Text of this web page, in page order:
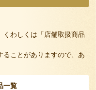
わしくは「店舗取扱商品
ことがありますので、あ
一覧